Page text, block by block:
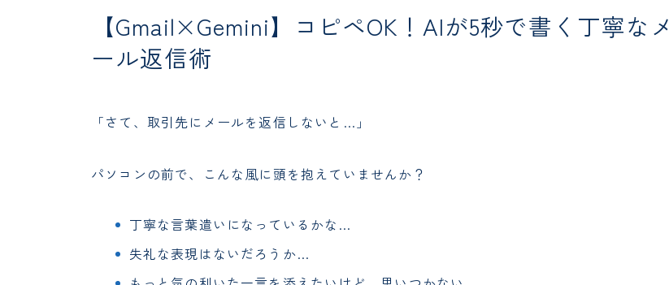
【Gmail×Gemini】コピペOK！AIが5秒で書く丁寧なメ
ール返信術
「さて、取引先にメールを返信しないと…」
パソコンの前で、こんな風に頭を抱えていませんか？
丁寧な言葉遣いになっているかな…
失礼な表現はないだろうか…